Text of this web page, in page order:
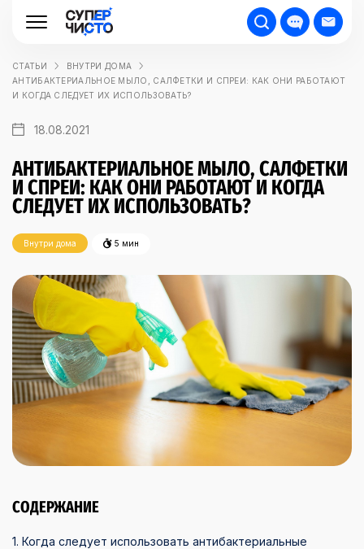
СТАТЬИ
ВНУТРИ ДОМА
АНТИБАКТЕРИАЛЬНОЕ МЫЛО, САЛФЕТКИ И СПРЕИ: КАК ОНИ РАБОТАЮТ
И КОГДА СЛЕДУЕТ ИХ ИСПОЛЬЗОВАТЬ?
18.08.2021
АНТИБАКТЕРИАЛЬНОЕ МЫЛО, САЛФЕТКИ
И СПРЕИ: КАК ОНИ РАБОТАЮТ И КОГДА
СЛЕДУЕТ ИХ ИСПОЛЬЗОВАТЬ?
Внутри дома 5 мин
СОДЕРЖАНИЕ
1. Когда следует использовать антибактериальные